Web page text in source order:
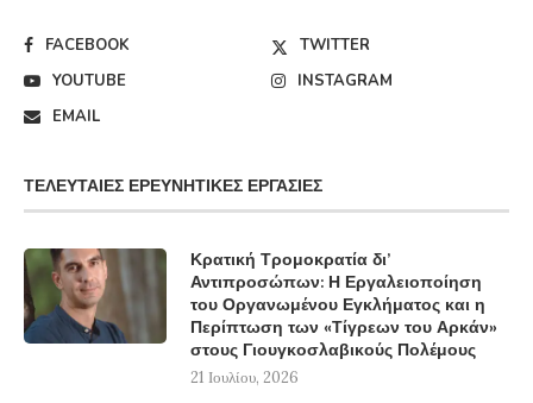
FACEBOOK
TWITTER
YOUTUBE
INSTAGRAM
EMAIL
ΤΕΛΕΥΤΑΊΕΣ ΕΡΕΥΝΗΤΙΚΈΣ ΕΡΓΑΣΊΕΣ
Κρατική Τρομοκρατία δι’
Αντιπροσώπων: Η Εργαλειοποίηση
του Οργανωμένου Εγκλήματος και η
Περίπτωση των «Τίγρεων του Αρκάν»
στους Γιουγκοσλαβικούς Πολέμους
21 Ιουλίου, 2026